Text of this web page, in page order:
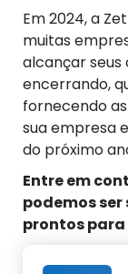
Em 2024, a
muitas
alcançar seus
encerrando,
fornecendo
sua empresa
do próximo
Entre em
podemosser
prontos